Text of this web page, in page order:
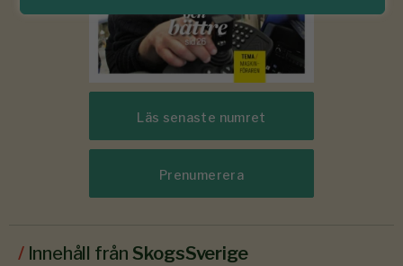
Läs senaste numret
Prenumerera
/ Innehåll från SkogsSverige